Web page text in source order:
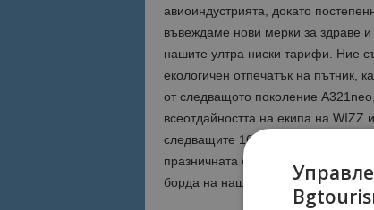
авиоиндустрията, докато
въвеждаме нови мерки за здраве
нашите ултра ниски тарифи. Ние
екологичен отпечатък на пътник,
от следващото поколение
всеотдайността на екипа на WIZZ
следващите 16 години ще са още
празничната отстъпка,
борда на нашите ултра ефективни